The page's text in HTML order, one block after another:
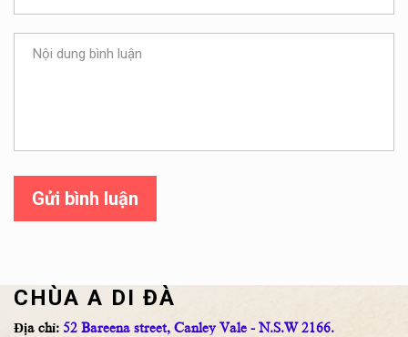
Gửi bình luận
CHÙA A DI ĐÀ
Địa chỉ: 52 Bareena street, Canley Vale - N.S.W 2166.